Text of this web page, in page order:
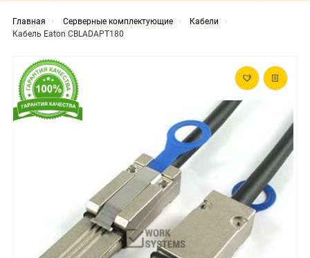
Главная Серверные комплектующие
Кабели
Кабель Eaton CBLADAPT180